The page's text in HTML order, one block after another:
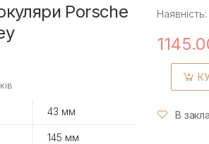
Porsche
43 мм
145 мм
Наявність:
В